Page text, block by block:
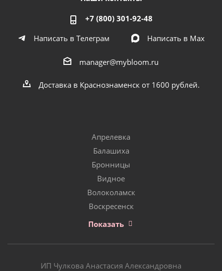
+7 (800) 301-92-48
Написать в Телеграм
Написать в Мах
manager@mybloom.ru
Доставка в Краснознаменск от 1600 рублей.
Апрелевка
Балашиха
Бронницы
Видное
Волоколамск
Воскресенск
Показать
ИП Чулкова Анастасия Александровна